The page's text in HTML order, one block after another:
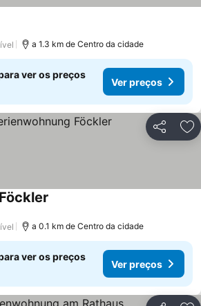
a 1.3 km de Centro da cidade
ver os preços
Ver preços
Partilhar
a 0.1 km de Centro da cidade
ver os preços
Ver preços